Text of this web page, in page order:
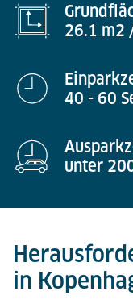
26.1 m2
40 - 60
unter
in